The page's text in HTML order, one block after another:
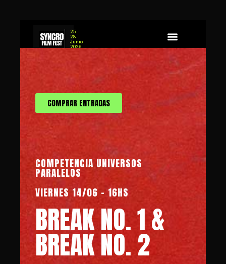
25 -
28
Junio
2026
COMPRAR ENTRADAS
COMPETENCIA UNIVERSOS
PARALELOS
VIERNES 14/06 - 16HS
BREAK NO. 1 &
BREAK NO. 2